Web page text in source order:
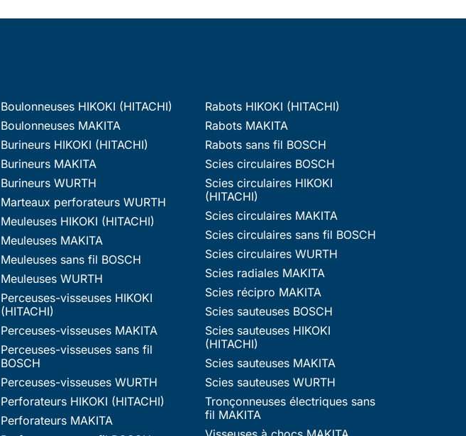
Boulonneuses HIKOKI (HITACHI)
Boulonneuses MAKITA
Burineurs HIKOKI (HITACHI)
Burineurs MAKITA
Burineurs WURTH
Marteaux perforateurs WURTH
Meuleuses HIKOKI (HITACHI)
Meuleuses MAKITA
Meuleuses sans fil BOSCH
Meuleuses WURTH
Perceuses-visseuses HIKOKI
(HITACHI)
Perceuses-visseuses MAKITA
Perceuses-visseuses sans fil
BOSCH
Perceuses-visseuses WURTH
Perforateurs HIKOKI (HITACHI)
Perforateurs MAKITA
Rabots HIKOKI (HITACHI)
Rabots MAKITA
Rabots sans fil BOSCH
Scies circulaires BOSCH
Scies circulaires HIKOKI
(HITACHI)
Scies circulaires MAKITA
Scies circulaires sans fil BOSCH
Scies circulaires WURTH
Scies radiales MAKITA
Scies récipro MAKITA
Scies sauteuses BOSCH
Scies sauteuses HIKOKI
(HITACHI)
Scies sauteuses MAKITA
Scies sauteuses WURTH
Tronçonneuses électriques sans
fil MAKITA